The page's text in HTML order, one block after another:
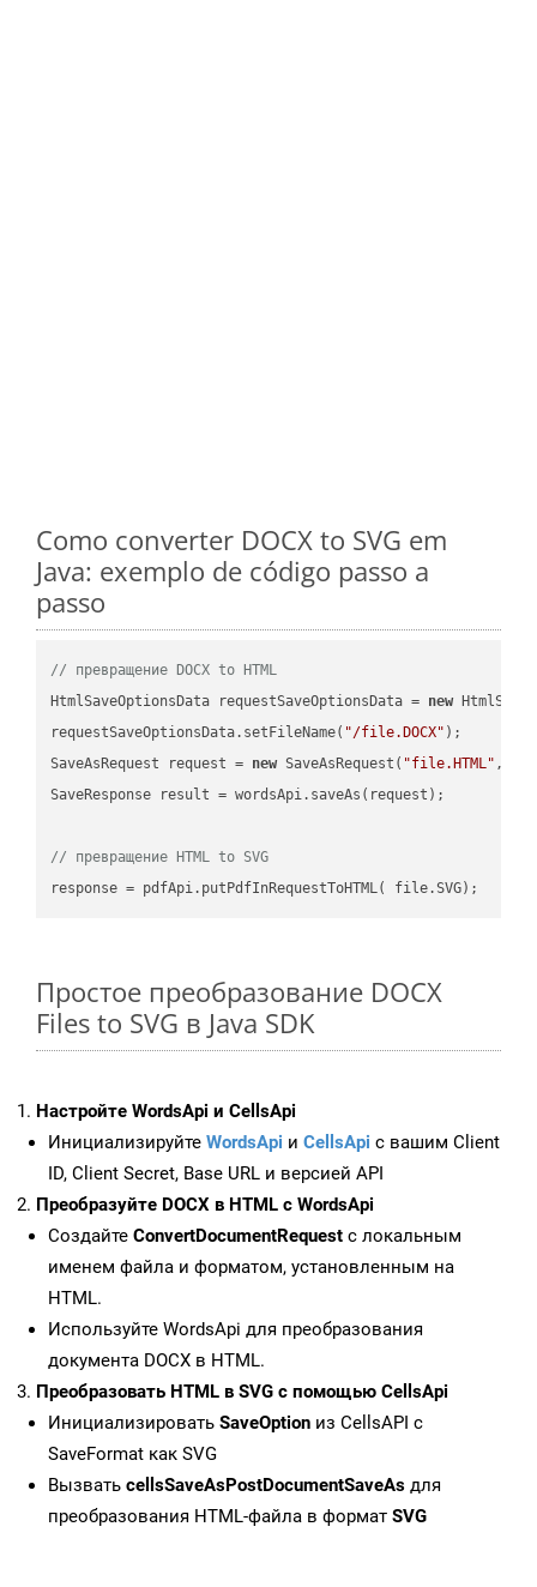
Como converter DOCX to SVG em
Java: exemplo de código passo a
passo
// превращение DOCX to HTML
HtmlSaveOptionsData requestSaveOptionsData = new
requestSaveOptionsData.setFileName( "/file.DOCX" );
SaveAsRequest request = new SaveAsRequest( "file.HTML"
SaveResponse result = wordsApi.saveAs(request);
// превращение HTML to SVG
Простое преобразование DOCX
Files to SVG в Java SDK
Настройте WordsApi и CellsApi
Инициализируйте WordsApi и CellsApi с вашим Client
ID, Client Secret, Base URL и версией API
Преобразуйте DOCX в HTML с WordsApi
Создайте ConvertDocumentRequest с локальным
именем файла и форматом, установленным на
HTML.
Используйте WordsApi для преобразования
документа DOCX в HTML.
Преобразовать HTML в SVG с помощью CellsApi
Инициализировать SaveOption из CellsAPI с
SaveFormat как SVG
Вызвать cellsSaveAsPostDocumentSaveAs для
преобразования HTML-файла в формат SVG